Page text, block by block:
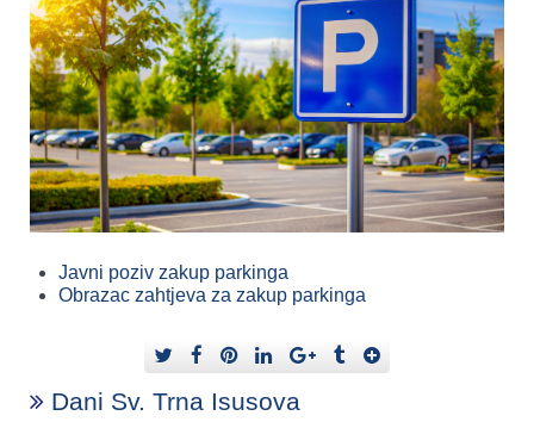
Javni poziv zakup parkinga
Obrazac zahtjeva za zakup parkinga
Dani Sv. Trna Isusova